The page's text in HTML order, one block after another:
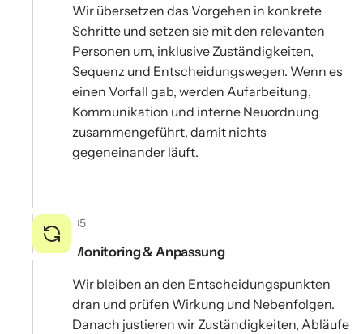
Wir übersetzen das Vorgehen in konkrete
Schritte und setzen sie mit den relevanten
Personen um, inklusive Zuständigkeiten,
Sequenz und Entscheidungswegen. Wenn es
einen Vorfall gab, werden Aufarbeitung,
Kommunikation und interne Neuordnung
zusammengeführt, damit nichts
gegeneinander läuft.
05
Monitoring & Anpassung
Wir bleiben an den Entscheidungspunkten
dran und prüfen Wirkung und Nebenfolgen.
Danach justieren wir Zuständigkeiten, Abläufe